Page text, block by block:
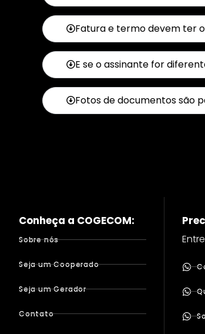
Fatura e termo devem ter
E se o assinante for
Fotos de documentos são
Conheça a COGECOM:
Sobre nós
Seja um Cooperado
Seja um Gerador
Contato